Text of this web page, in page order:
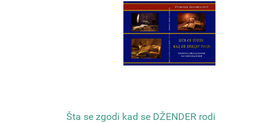
Šta se zgodi kad se DŽENDER rodi